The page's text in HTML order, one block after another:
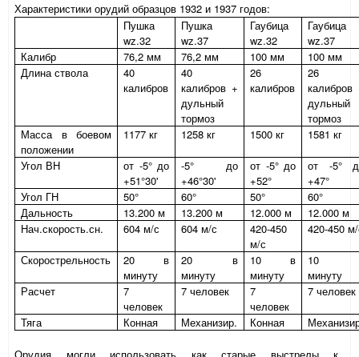
Характеристики орудий образцов 1932 и 1937 годов:
Пушка
wz.32
Пушка
wz.37
Гаубица
wz.32
Гаубица
wz.37
Калибр
76,2 мм 76,2 мм 100 мм
100 мм
Длина ствола
40
калибров
40
калибров +
дульный
тормоз
26
калибров
26
калибров
дульный
тормоз
Масса в боевом
положении
1177 кг 1258 кг 1500 кг 1581 кг
Угол ВН
от -5° до
+51°30'
-5° до
+46°30'
от -5° до
+52°
от -5°
+47°
Угол ГН
50° 60° 50°
60°
Дальность
13.200 м 13.200 м 12.000 м
12.000 м
Нач.скорость.сн.
604 м/с 604 м/с
420-450
м/с
420-450
Скорострельность
20 в
минуту
20 в
минуту
10 в
минуту
10
минуту
Расчет
7
человек
7 человек
7
человек
7 человек
Тяга Конная Механизир. Конная